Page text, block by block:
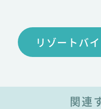
リゾートバ
関連